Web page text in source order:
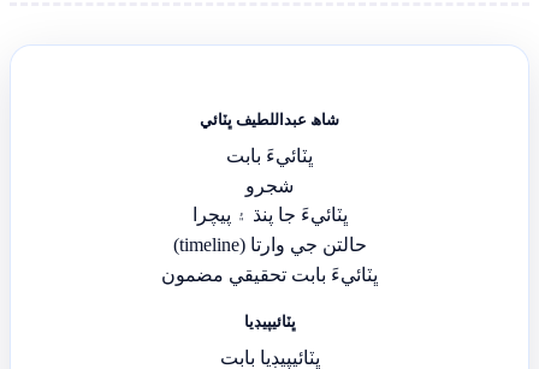
شاھ عبداللطيف ڀٽائي
ڀٽائيءَ بابت
شجرو
ڀٽائيءَ جا پنڌ ۽ پيچرا
حالتن جي وارتا (timeline)
ڀٽائيءَ بابت تحقيقي مضمون
ڀٽائيپيڊيا
ڀٽائيپيڊيا بابت